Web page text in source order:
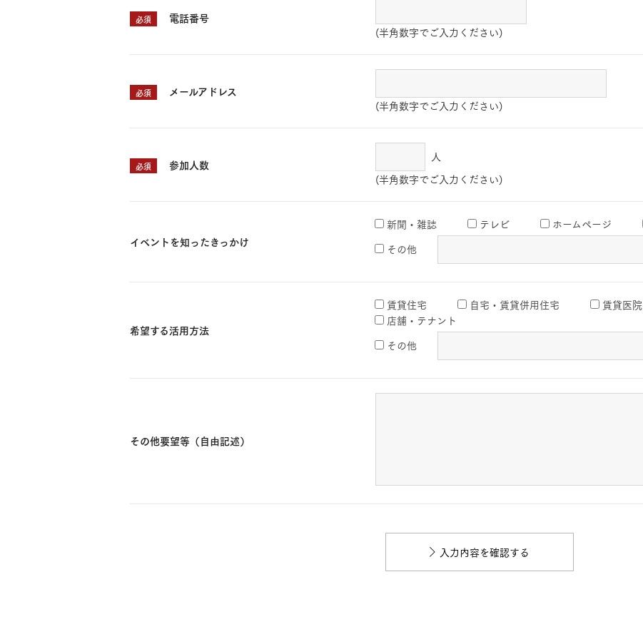
必須 電話番号
(半角数字でご入力ください)
必須 メールアドレス
(半角数字でご入力ください)
必須 参加人数
人
(半角数字でご入力ください)
イベントを知ったきっかけ
新聞・雑誌 テレビ ホームページ
その他
希望する活用方法
賃貸住宅 自宅・賃貸併用住宅 賃貸医院
店舗・テナント
その他
その他要望等（自由記述）
入力内容を確認する